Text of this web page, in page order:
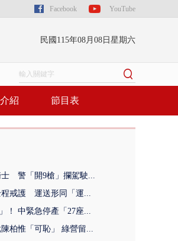
Facebook YouTube
民國115年08月08日星期六
紹 節目表
士 警「開9槍」攔駕駛...
程戒護 運送形同「運...
！ 中緊急停產「27座...
柏惟「可恥」 綠營留...